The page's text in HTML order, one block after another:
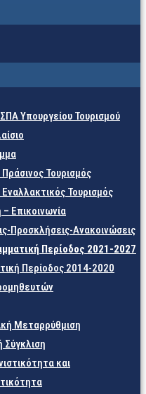
Υπουργείου Τουρισμού
Τουρισμός
Τουρισμός
Επικοινωνία
Προσκλήσεις-Ανακοινώσεις
Περίοδος 2021-2027
Περίοδος 2014-2020
Μεταρρύθμιση
και